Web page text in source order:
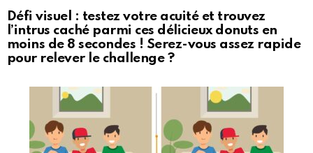
Défi visuel : testez votre acuité et trouvez
l’intrus caché parmi ces délicieux donuts en
moins de 8 secondes ! Serez-vous assez rapide
pour relever le challenge ?